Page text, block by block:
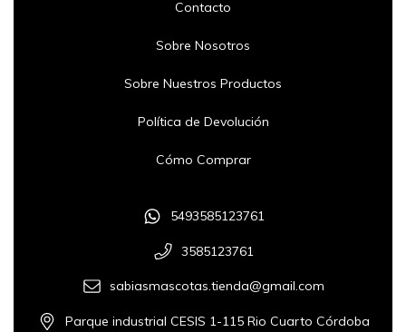
Contacto
Sobre Nosotros
Sobre Nuestros Productos
Política de Devolución
Cómo Comprar
5493585123761
3585123761
sabiasmascotas.tienda@gmail.com
Parque industrial CESIS 1-115 Rio Cuarto Córdoba